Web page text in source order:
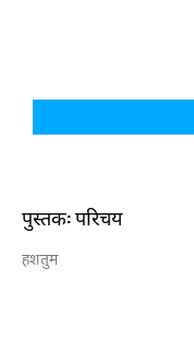
पुस्तक: परिचय
हशतुम